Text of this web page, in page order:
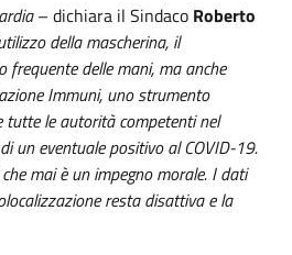
– dichiara il Sindaco Roberto
della mascherina, il
frequente delle mani, ma anche
Immuni, uno strumento
tutte le autorità competenti nel
un eventuale positivo al COVID-19.
mai è un impegno morale. I dati
resta disattiva e la